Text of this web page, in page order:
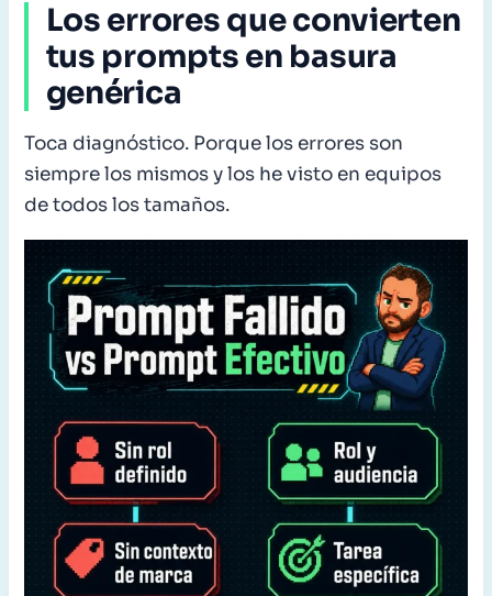
Los errores que convierten
tus prompts en basura
genérica
Toca diagnóstico. Porque los errores son
siempre los mismos y los he visto en equipos
de todos los tamaños.